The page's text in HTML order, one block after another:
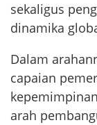
sekaligus
dinamika
Dalam
capaian
arah